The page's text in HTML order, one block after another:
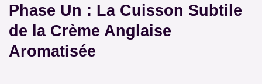
Phase Un : La Cuisson Subtile
de la Crème Anglaise
Aromatisée